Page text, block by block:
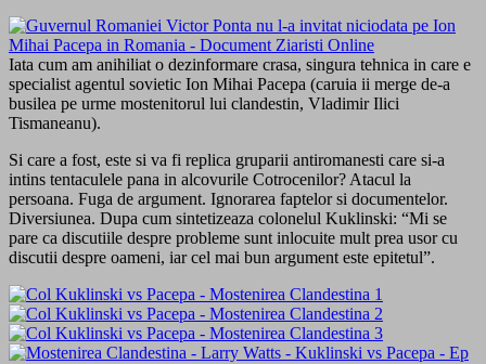
Iata cum am anihiliat o dezinformare crasa, singura tehnica in care e
specialist agentul sovietic Ion Mihai Pacepa (caruia ii merge de-a
busilea pe urme mostenitorul lui clandestin, Vladimir Ilici
Tismaneanu).
Si care a fost, este si va fi replica gruparii antiromanesti care si-a
intins tentaculele pana in alcovurile Cotrocenilor? Atacul la
persoana. Fuga de argument. Ignorarea faptelor si documentelor.
Diversiunea. Dupa cum sintetizeaza colonelul Kuklinski: “Mi se
pare ca discutiile despre probleme sunt inlocuite mult prea usor cu
discutii despre oameni, iar cel mai bun argument este epitetul”.